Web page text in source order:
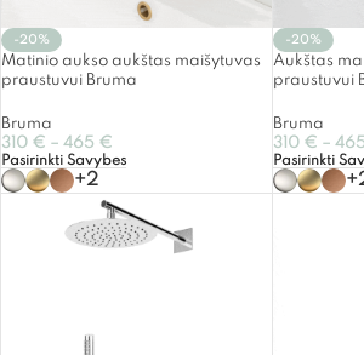
-20%
Matinio aukso aukštas maišytuvas
praustuvui Bruma
Bruma
310 € – 465 €
Pasirinkti Savybes
+2
-20%
Aukštas
praustuvui
Bruma
310 € – 465
Pasirinkti